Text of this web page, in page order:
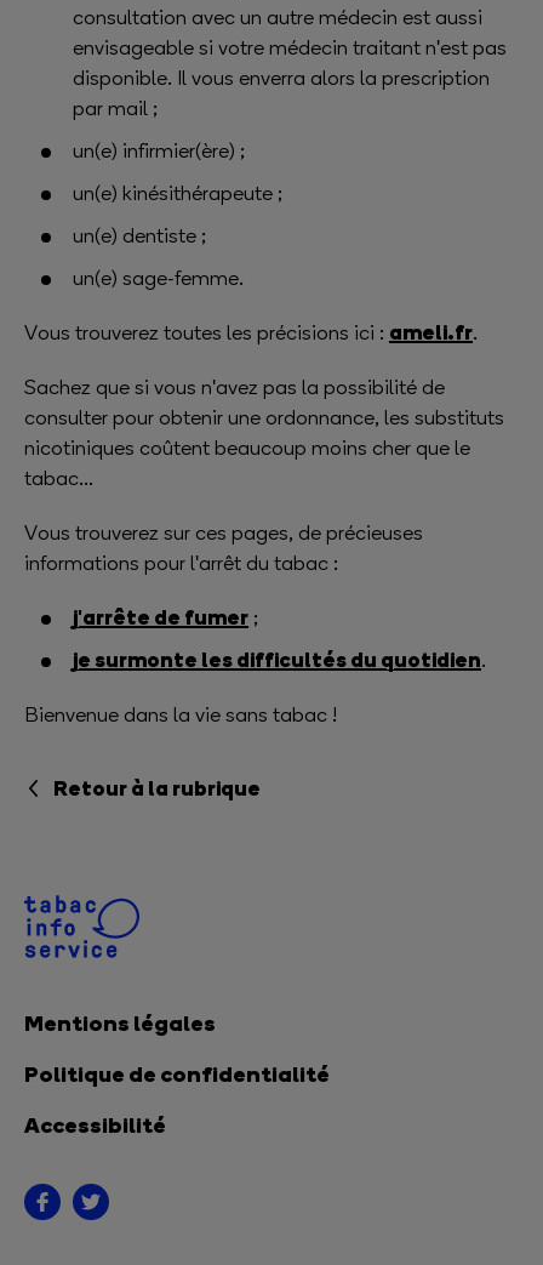
consultation avec un autre médecin est aussi
envisageable si votre médecin traitant n'est pas
disponible. Il vous enverra alors la prescription
par mail ;
un(e) infirmier(ère) ;
un(e) kinésithérapeute ;
un(e) dentiste ;
un(e) sage-femme.
Vous trouverez toutes les précisions ici : ameli.fr.
Sachez que si vous n'avez pas la possibilité de
consulter pour obtenir une ordonnance, les substituts
nicotiniques coûtent beaucoup moins cher que le
tabac...
Vous trouverez sur ces pages, de précieuses
informations pour l'arrêt du tabac :
j'arrête de fumer ;
je surmonte les difficultés du quotidien.
Bienvenue dans la vie sans tabac !
Retour à la rubrique
Mentions légales
Politique de confidentialité
Accessibilité